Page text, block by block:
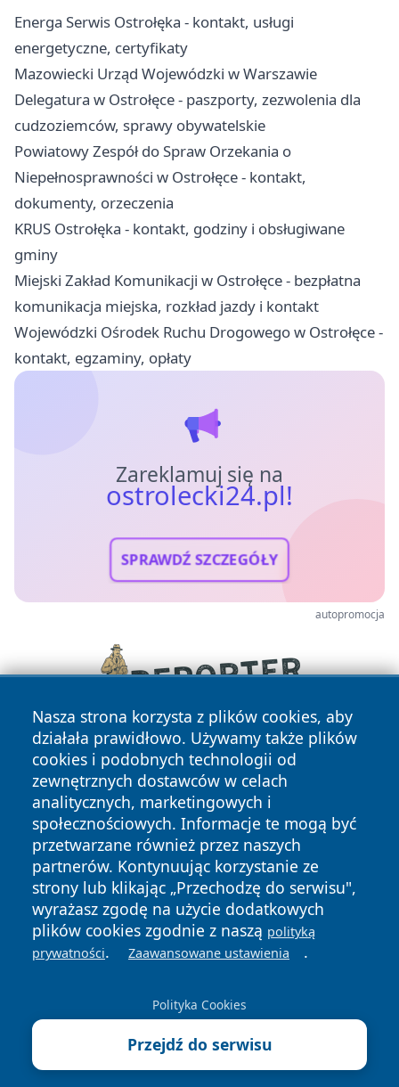
Energa Serwis Ostrołęka - kontakt, usługi
energetyczne, certyfikaty
Mazowiecki Urząd Wojewódzki w Warszawie
Delegatura w Ostrołęce - paszporty, zezwolenia dla
cudzoziemców, sprawy obywatelskie
Powiatowy Zespół do Spraw Orzekania o
Niepełnosprawności w Ostrołęce - kontakt,
dokumenty, orzeczenia
KRUS Ostrołęka - kontakt, godziny i obsługiwane
gminy
Miejski Zakład Komunikacji w Ostrołęce - bezpłatna
komunikacja miejska, rozkład jazdy i kontakt
Wojewódzki Ośrodek Ruchu Drogowego w Ostrołęce -
kontakt, egzaminy, opłaty
Zareklamuj się na
ostrolecki24.pl!
SPRAWDŹ SZCZEGÓŁY
autopromocja
Nasza strona korzysta z plików cookies, aby
działała prawidłowo. Używamy także plików
cookies i podobnych technologii od
zewnętrznych dostawców w celach
analitycznych, marketingowych i
społecznościowych. Informacje te mogą być
przetwarzane również przez naszych
partnerów. Kontynuując korzystanie ze
strony lub klikając „Przechodzę do serwisu",
wyrażasz zgodę na użycie dodatkowych
plików cookies zgodnie z naszą polityką
prywatności. Zaawansowane ustawienia .
Polityka Cookies
Przejdź do serwisu
Copyright © 2026 ostrolecki24.pl Wszystkie prawa
zastrzeżone.
News Autorzy
Polityka
Polityka